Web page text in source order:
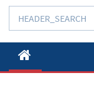
O Министарству
Активности